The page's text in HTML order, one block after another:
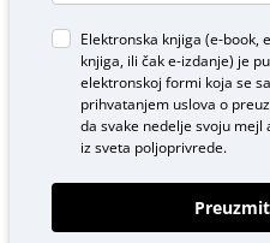
Elektronska knjiga (e-book,
knjiga, ili čak e-izdanje) je
elektronskoj formi koja se
prihvatanjem uslova o
da svake nedelje svoju
iz sveta poljoprivrede.